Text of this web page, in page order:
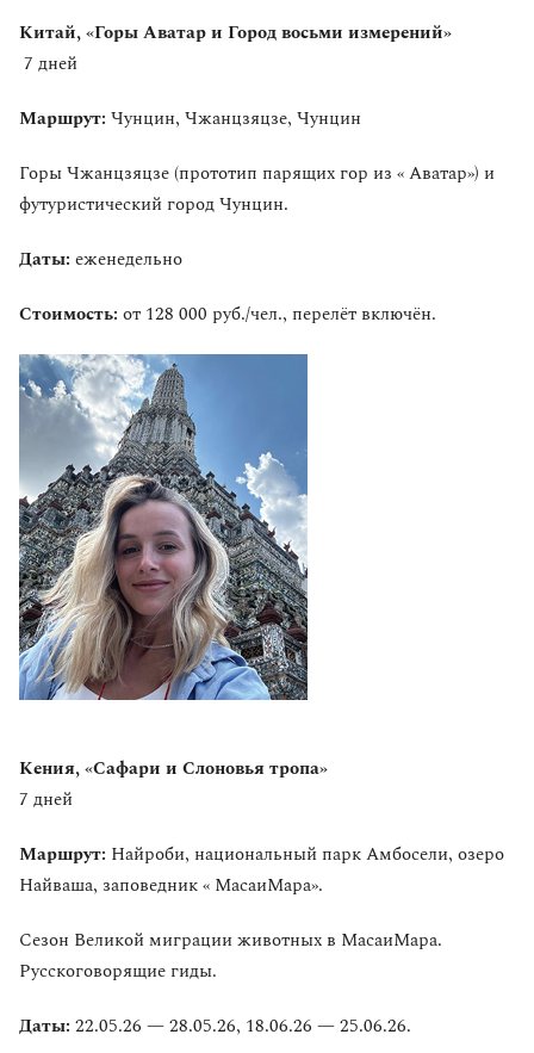
Китай, «Горы Аватар и Город восьми измерений»
7 дней
Маршрут: Чунцин, Чжанцзяцзе, Чунцин
Горы Чжанцзяцзе (прототип парящих гор из « Аватар») и
футуристический город Чунцин.
Даты: еженедельно
Стоимость: от 128 000 руб./чел., перелёт включён.
Кения, «Сафари и Слоновья тропа»
7 дней
Маршрут: Найроби, национальный парк Амбосели, озеро
Найваша, заповедник « МасаиМара».
Сезон Великой миграции животных в МасаиМара.
Русскоговорящие гиды.
Даты: 22.05.26 — 28.05.26, 18.06.26 — 25.06.26.